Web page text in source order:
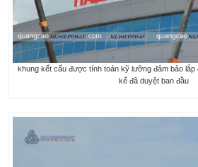
khung kết cấu được tính toán kỹ lưỡng đảm bảo lắp
kế đã duyệt ban đầu